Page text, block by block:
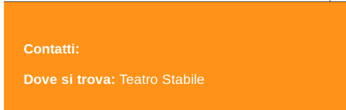
Contatti:
Dove si trova: Teatro Stabile